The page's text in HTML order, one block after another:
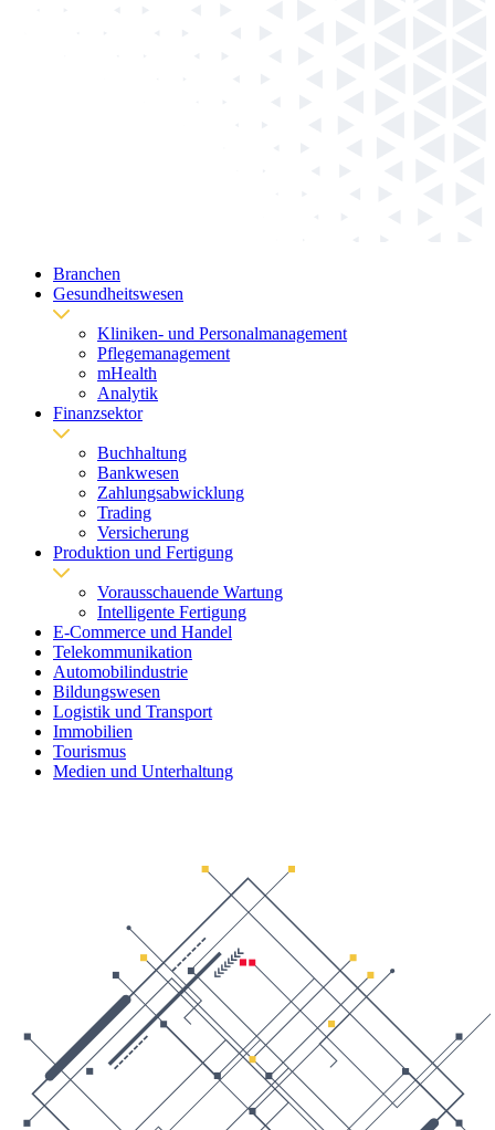
Branchen
Gesundheitswesen
Kliniken- und Personalmanagement
Pflegemanagement
mHealth
Analytik
Finanzsektor
Buchhaltung
Bankwesen
Zahlungsabwicklung
Trading
Versicherung
Produktion und Fertigung
Vorausschauende Wartung
Intelligente Fertigung
E-Commerce und Handel
Telekommunikation
Automobilindustrie
Bildungswesen
Logistik und Transport
Immobilien
Tourismus
Medien und Unterhaltung